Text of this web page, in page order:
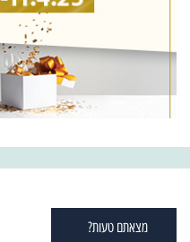
מצאתם טעות?